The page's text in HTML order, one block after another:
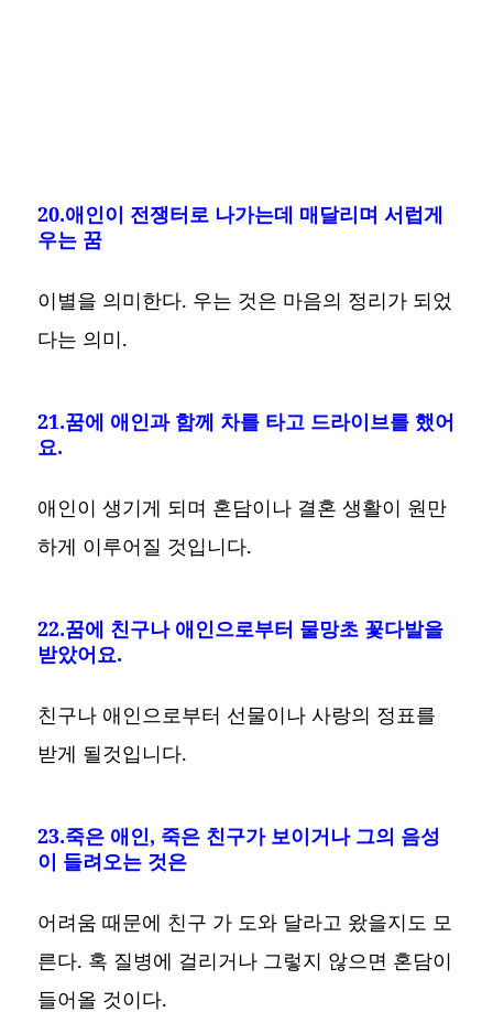
20.애인이 전쟁터로 나가는데 매달리며 서럽게
우는 꿈
이별을 의미한다. 우는 것은 마음의 정리가 되었
다는 의미.
21.꿈에 애인과 함께 차를 타고 드라이브를 했어
요.
애인이 생기게 되며 혼담이나 결혼 생활이 원만
하게 이루어질 것입니다.
22.꿈에 친구나 애인으로부터 물망초 꽃다발을
받았어요.
친구나 애인으로부터 선물이나 사랑의 정표를
받게 될것입니다.
23.죽은 애인, 죽은 친구가 보이거나 그의 음성
이 들려오는 것은
어려움 때문에 친구 가 도와 달라고 왔을지도 모
른다. 혹 질병에 걸리거나 그렇지 않으면 혼담이
들어올 것이다.